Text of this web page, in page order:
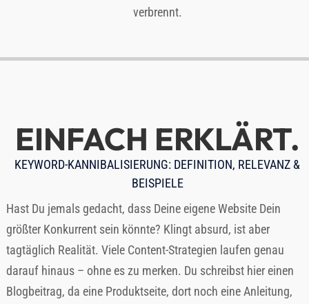
verbrennt.
EINFACH ERKLÄRT.
KEYWORD-KANNIBALISIERUNG: DEFINITION, RELEVANZ &
BEISPIELE
Hast Du jemals gedacht, dass Deine eigene Website Dein
größter Konkurrent sein könnte? Klingt absurd, ist aber
tagtäglich Realität. Viele Content-Strategien laufen genau
darauf hinaus – ohne es zu merken. Du schreibst hier einen
Blogbeitrag, da eine Produktseite, dort noch eine Anleitung,